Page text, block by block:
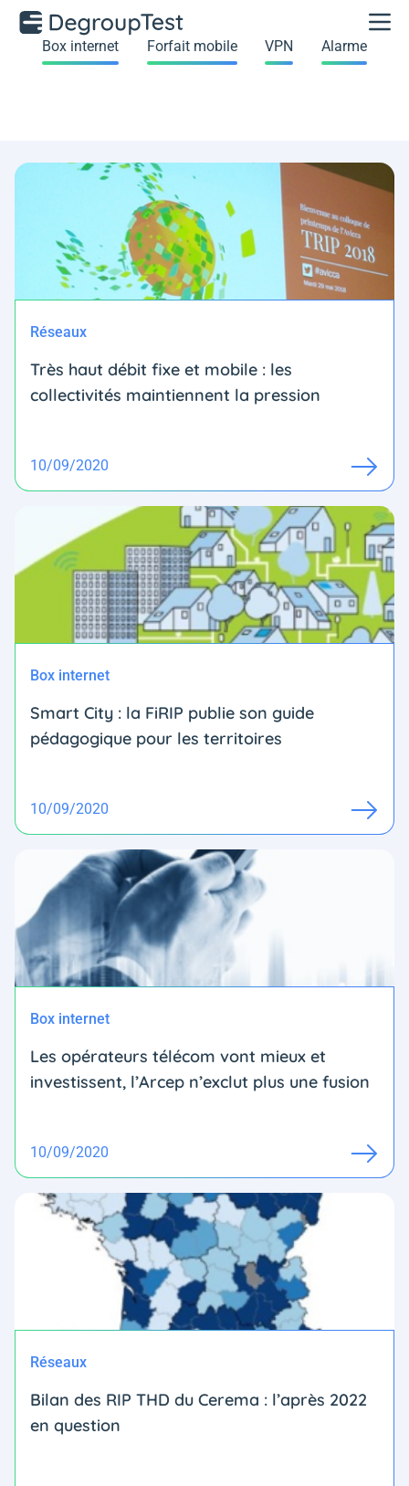
Box internet Forfait mobile VPN Alarme
Réseaux
Très haut débit fixe et mobile : les
collectivités maintiennent la pression
10/09/2020
Box internet
Smart City : la FiRIP publie son guide
pédagogique pour les territoires
10/09/2020
Box internet
Les opérateurs télécom vont mieux et
investissent, l’Arcep n’exclut plus une fusion
10/09/2020
Réseaux
Bilan des RIP THD du Cerema : l’après 2022
en question